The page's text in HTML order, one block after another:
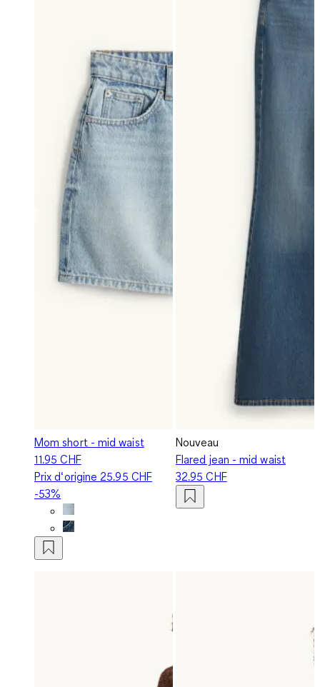
Mom short - mid waist
11.95 CHF
Prix d‘origine 25.95 CHF
-53%
Nouveau
Flared jean - mid waist
32.95 CHF